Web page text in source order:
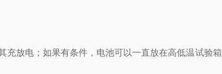
充放电；如果有条件，电池可以一直放在高低温试验箱